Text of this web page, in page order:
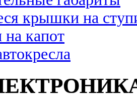
крышки на
капот